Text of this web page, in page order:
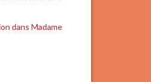
dans Madame